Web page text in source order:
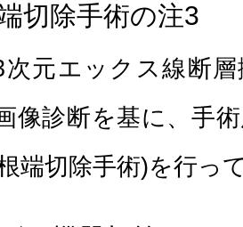
切除手術の注3
次元エックス線断
像診断を基に、手
端切除手術)を行っ